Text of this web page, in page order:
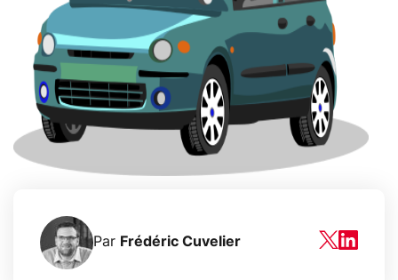
Par Frédéric Cuvelier